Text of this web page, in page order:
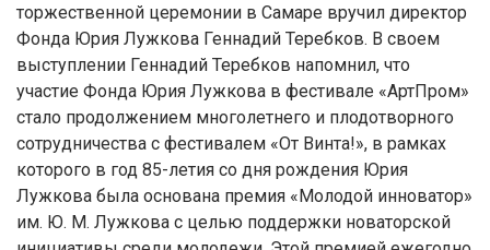
торжественной церемонии в Самаре вручил директор
Фонда Юрия Лужкова Геннадий Теребков. В своем
выступлении Геннадий Теребков напомнил, что
участие Фонда Юрия Лужкова в фестивале «АртПром»
стало продолжением многолетнего и плодотворного
сотрудничества с фестивалем «От Винта!», в рамках
которого в год 85-летия со дня рождения Юрия
Лужкова была основана премия «Молодой инноватор»
им. Ю. М. Лужкова с целью поддержки новаторской